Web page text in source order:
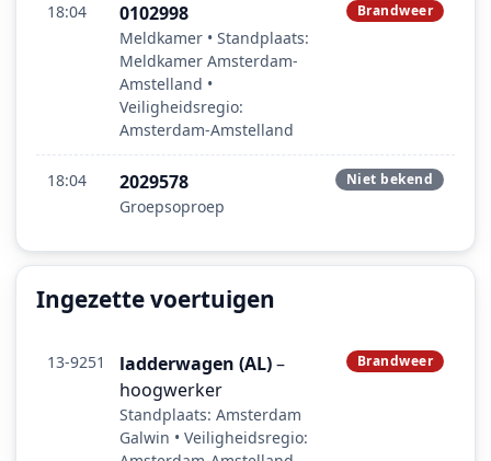
18:04 0102998
Meldkamer • Standplaats:
Meldkamer Amsterdam-
Amstelland •
Veiligheidsregio:
Amsterdam-Amstelland
Brandweer
18:04 2029578
Groepsoproep
Niet bekend
Ingezette voertuigen
13-9251 ladderwagen (AL)–
hoogwerker
Standplaats: Amsterdam
Galwin • Veiligheidsregio:
Brandweer